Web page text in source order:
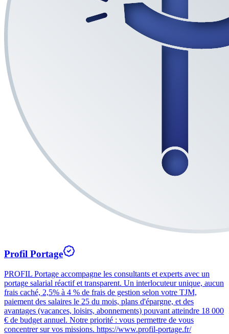
Profil Portage
PROFIL Portage accompagne les consultants et experts avec un
portage salarial réactif et transparent. Un interlocuteur unique, aucun
frais caché, 2,5% à 4 % de frais de gestion selon votre TJM,
paiement des salaires le 25 du mois, plans d'épargne, et des
avantages (vacances, loisirs, abonnements) pouvant atteindre 18 000
€ de budget annuel. Notre priorité : vous permettre de vous
concentrer sur vos missions. https://www.profil-portage.fr/